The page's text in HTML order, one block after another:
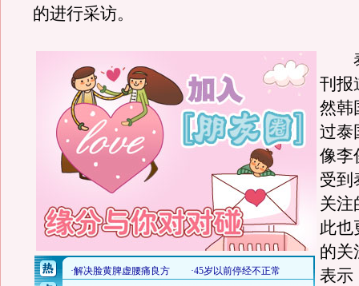
的进行采访。
泰
刊报
然韩
过泰
像李
受到
关注
此也
的关
表示